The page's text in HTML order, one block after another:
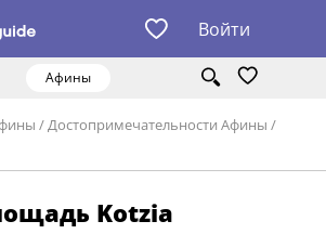
Войти
Афины
/Достопримечательности Афины /
Kotzia